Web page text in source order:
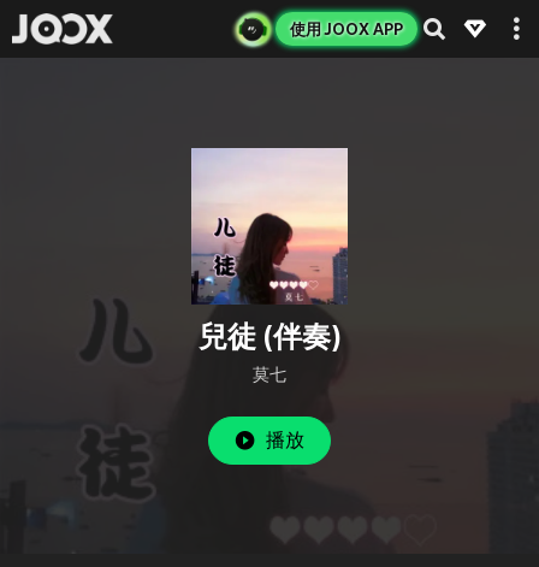
使用 JOOX APP
兒徒 (伴奏)
莫七
播放